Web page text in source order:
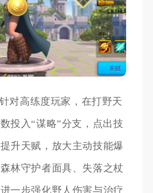
对高练度玩家，在打野天
投入“谋略”分支，点出技
升天赋，放大主动技能爆
林守护者面具、失落之杖
一步强化野人伤害与治疗